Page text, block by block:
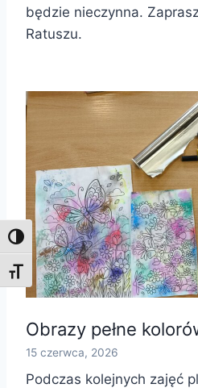
Toggle High Contrast
Toggle Font size
będzie nieczynna.
Ratuszu.
Obrazy pełne
15 czerwca, 2026
Podczas kolejnych zajęć